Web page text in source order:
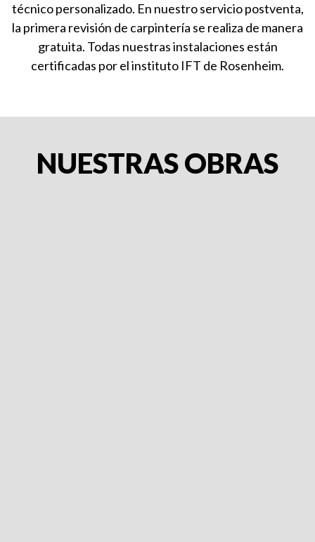
técnico personalizado. En nuestro servicio postventa,
la primera revisión de carpintería se realiza de manera
gratuita. Todas nuestras instalaciones están
certificadas por el instituto IFT de Rosenheim.
NUESTRAS OBRAS